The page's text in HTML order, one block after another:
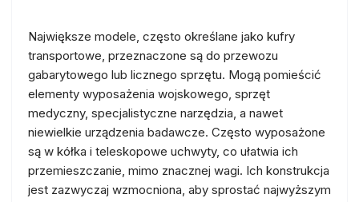
Największe modele, często określane jako kufry
transportowe, przeznaczone są do przewozu
gabarytowego lub licznego sprzętu. Mogą pomieścić
elementy wyposażenia wojskowego, sprzęt
medyczny, specjalistyczne narzędzia, a nawet
niewielkie urządzenia badawcze. Często wyposażone
są w kółka i teleskopowe uchwyty, co ułatwia ich
przemieszczanie, mimo znacznej wagi. Ich konstrukcja
jest zazwyczaj wzmocniona, aby sprostać najwyższym